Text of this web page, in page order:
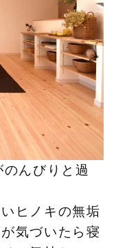
んびりと過
ヒノキの無垢
気づいたら寝